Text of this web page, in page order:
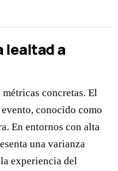
lealtad a
concretas. El
conocido como
En entornos con alta
una varianza
experiencia del